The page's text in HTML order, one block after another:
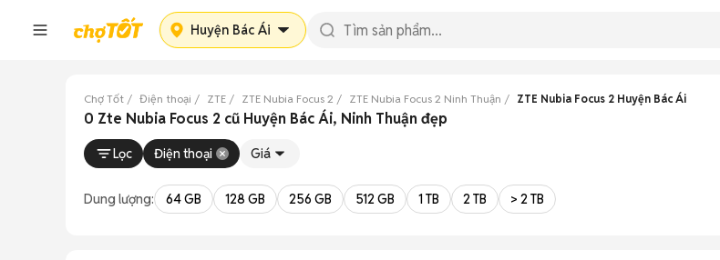
Huyện Bác Ái
Chợ Tốt Điện thoại ZTE ZTE Nubia Focus 2 ZTE Nubia Focus 2 Ninh Thuận ZTE Nubia Focus 2 Huyện Bác Ái
0 Zte Nubia Focus 2 cũ Huyện Bác Ái, Ninh Thuận đẹp
Lọc Điện thoại Giá
Dung lượng: 64 GB 128 GB 256 GB 512 GB 1 TB 2 TB > 2 TB